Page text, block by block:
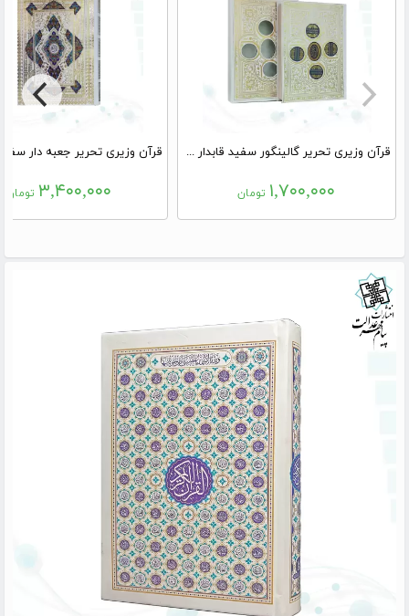
قرآن وزیری تحریر گالینگور سفید قابدار کشویی 4قل پلاک دار
۱,۷۰۰,۰۰۰ تومان ۳,۴۰۰,۰۰۰ تومان